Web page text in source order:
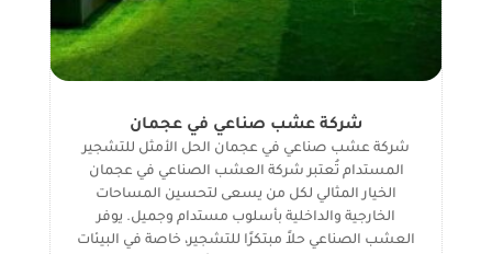
شركة عشب صناعي في عجمان
شركة عشب صناعي في عجمان الحل الأمثل للتشجير
المستدام تُعتبر شركة العشب الصناعي في عجمان
الخيار المثالي لكل من يسعى لتحسين المساحات
الخارجية والداخلية بأسلوب مستدام وجميل. يوفر
العشب الصناعي حلاً مبتكرًا للتشجير، خاصة في البيئات